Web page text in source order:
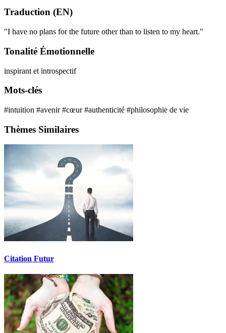
Traduction (EN)
"I have no plans for the future other than to listen to my heart."
Tonalité Émotionnelle
inspirant et introspectif
Mots-clés
#intuition #avenir#cœur#authenticité #philosophie de vie
Thèmes Similaires
Citation Futur